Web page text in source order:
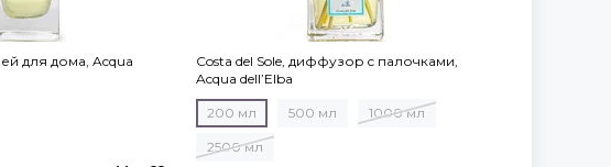
для дома, Acqua
Costa del Sole, диффузор c палочками,
Acqua dell’Elba
200 мл 500 мл 1000 мл
2500 мл